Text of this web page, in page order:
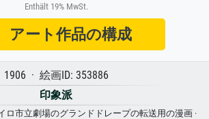
Enthält 19% MwSt.
アート作品の構成
1906 · 絵画ID: 353886
印象派
ロ市立劇場のグランドドレープの転送用の漫画 ·